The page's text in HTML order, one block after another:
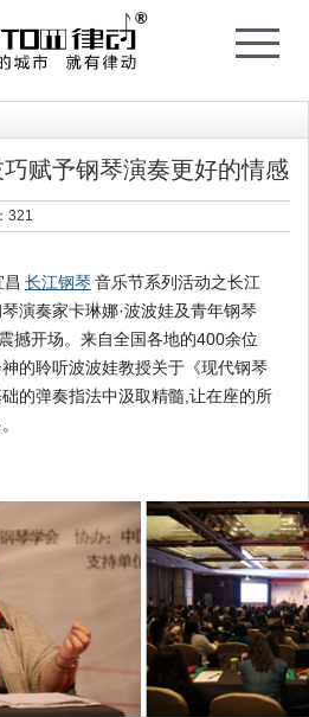
e
i
g
t
o
赋予钢琴演奏更好的情感
321
长江钢琴 音乐节系列活动之长江
演奏家卡琳娜·波波娃及青年钢琴
撼开场。来自全国各地的400余位
的聆听波波娃教授关于《现代钢琴
的弹奏指法中汲取精髓,让在座的所